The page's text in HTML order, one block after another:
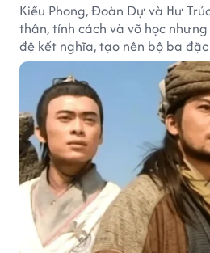
Kiều Phong, Đoàn Dự và Hư
thân, tính cách và võ học
đệ kết nghĩa, tạo nên bộ ba
Bát Bộ.